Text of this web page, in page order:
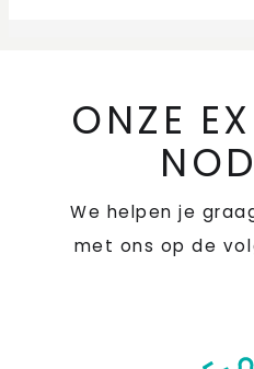
ONZE
We helpen je
met ons op de